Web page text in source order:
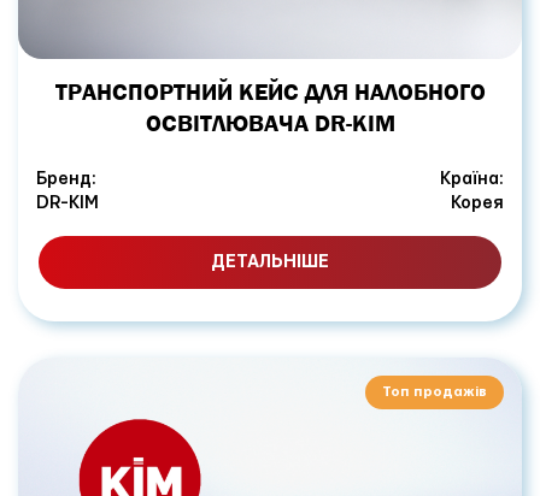
ТРАНСПОРТНИЙ КЕЙС ДЛЯ НАЛОБНОГО
ОСВІТЛЮВАЧА DR-KIM
Бренд:
DR-KIM
Країна:
Корея
ДЕТАЛЬНІШЕ
Топ продажів